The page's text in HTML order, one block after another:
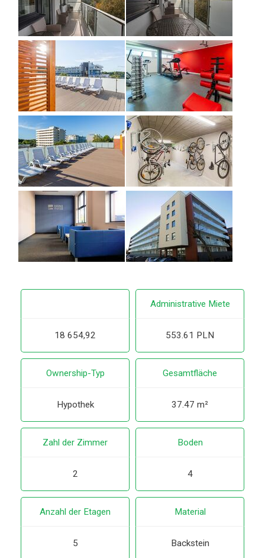
18 654,92
Administrative Miete
553.61 PLN
Ownership-Typ
Hypothek
Gesamtfläche
37.47 m²
Zahl der Zimmer
2
Boden
4
Anzahl der Etagen
5
Material
Backstein